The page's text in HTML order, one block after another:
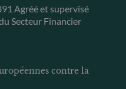
Agréé et supervisé
Secteur Financier
contre la